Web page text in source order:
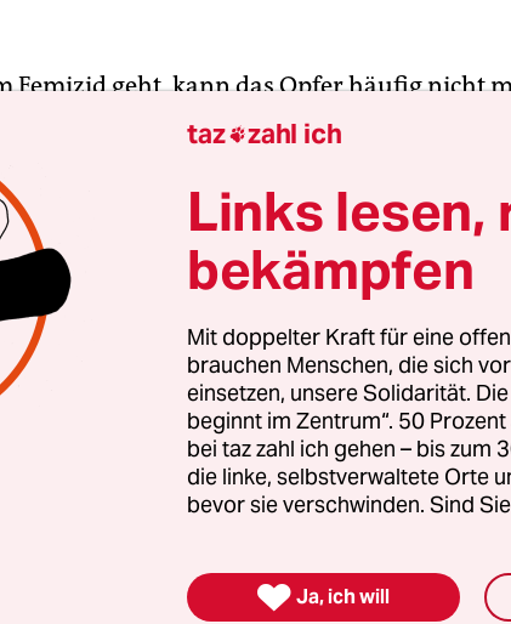
Femizid geht, kann das Opfer häufig nicht
Maja P. (Name geändert) aber überlebte den
Freitag sagte sie umfassend vor dem
aus,
wo Thomas P. sich seit Ende November
sitzt er in Untersuchungshaft.
wirft Thomas P. versuchten Mord
der Persönlichkeitsrechte in 57 Fällen vor.
des Tathergangs zum versuchten Mord
des Täters und der Geschädigten nur
einem Sonntag im Mai seine letzten
Wohnung abholen wollte, warf er
sie bis zur Bewusstlosigkeit. In akuter
Rettungsdienst verständigt und stellte sich
weggeworfene Kabelbinder im
taz zahl ich
Links lesen,
bekämpfen
Mit doppelter Kraft für eine
brauchen Menschen, die sich
einsetzen, unsere Solidarität.
beginnt im Zentrum“. 50
bei taz zahl ich gehen – bis zum
die linke, selbstverwaltete Orte
bevor sie verschwinden. Sind
 Ja, ich will